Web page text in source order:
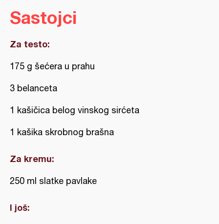
Sastojci
Za testo:
175 g šećera u prahu
3 belanceta
1 kašičica belog vinskog sirćeta
1 kašika skrobnog brašna
Za kremu:
250 ml slatke pavlake
I još: